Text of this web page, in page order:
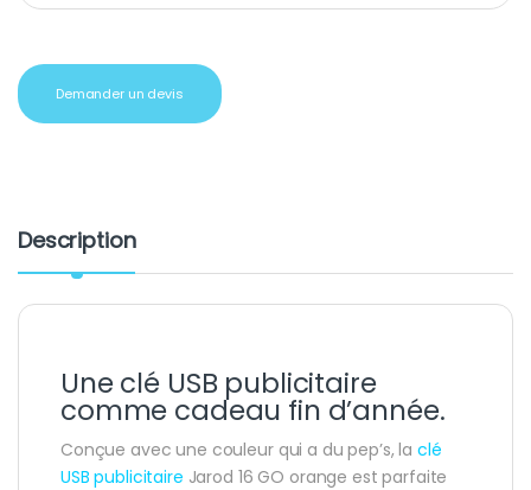
Demander un devis
Description
Une clé USB publicitaire
comme cadeau fin d’année.
Conçue avec une couleur qui a du pep’s, la clé
USB publicitaire Jarod 16 GO orange est parfaite